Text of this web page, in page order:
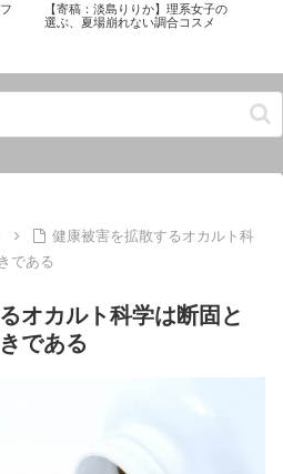
【寄稿：淡島りりか】理系女子の
選ぶ、夏場崩れない調合コスメ
健康被害を拡散するオカルト科
である
オカルト科学は断固と
である